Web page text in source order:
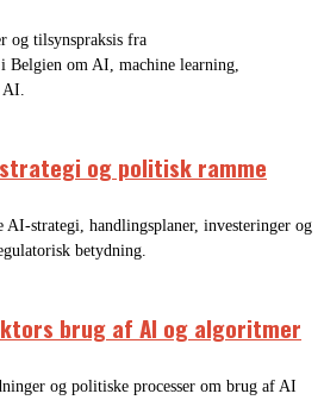
og tilsynspraksis fra
i Belgien om AI, machine learning,
AI.
og politisk ramme
strategi, handlingsplaner, investeringer og
betydning.
brug af AI og algoritmer
og politiske processer om brug af AI